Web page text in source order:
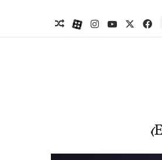
فیس بوکیوتیوباینستاگرام
آپاراتنوشته تصادفی